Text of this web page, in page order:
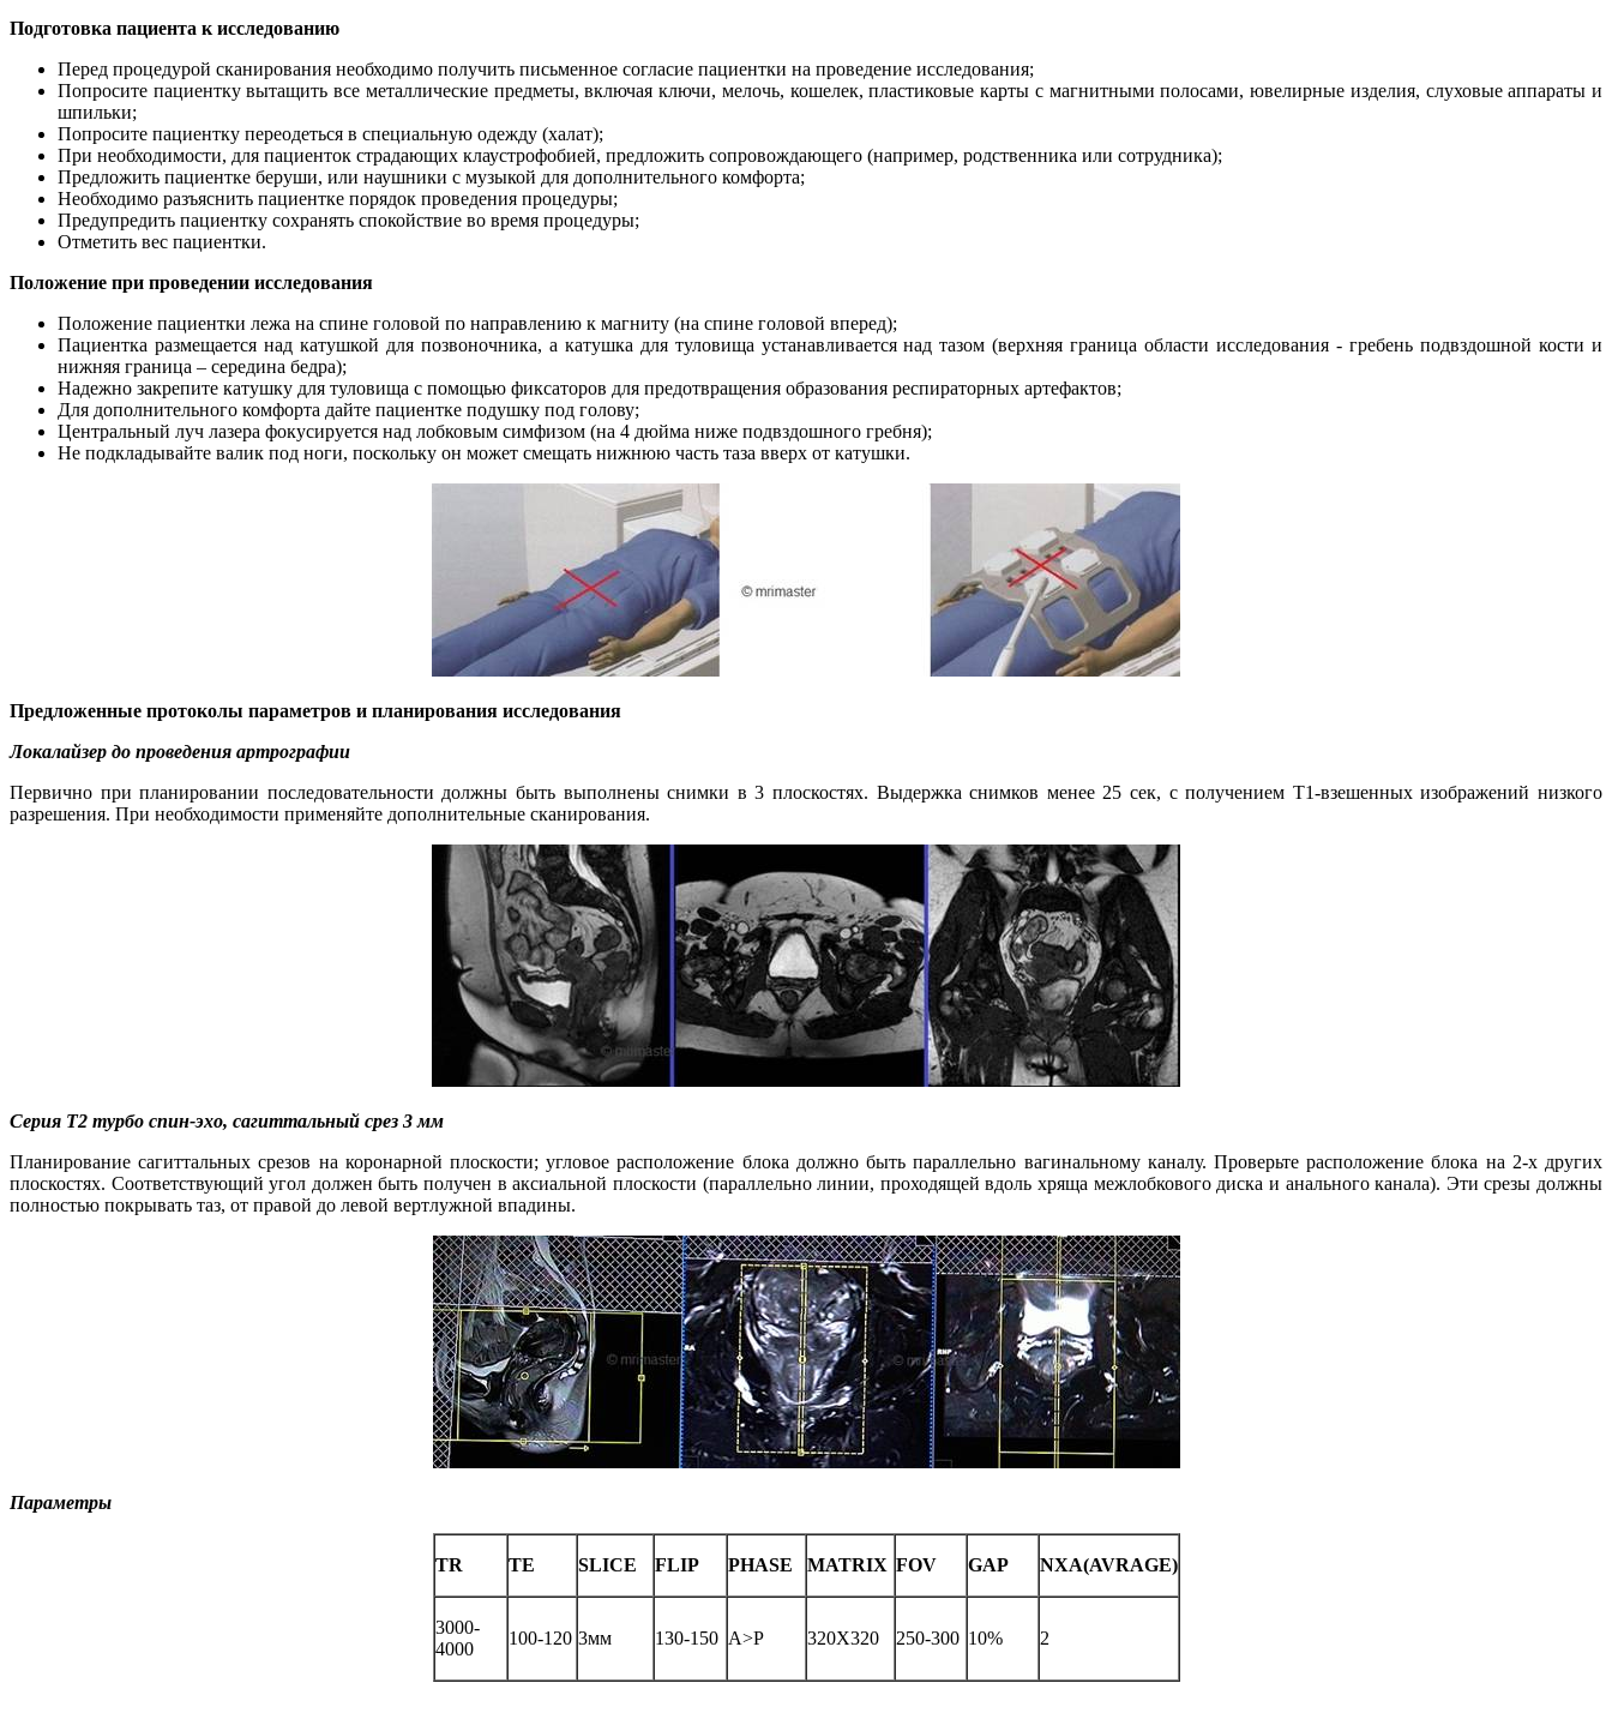
Подготовка пациента к исследованию
Перед процедурой сканирования необходимо получить письменное согласие пациентки на проведение исследования;
Попросите пациентку вытащить все металлические предметы, включая ключи, мелочь, кошелек, пластиковые карты с магнитными полосами, ювелирные изделия, слуховые аппараты и
шпильки;
Попросите пациентку переодеться в специальную одежду (халат);
При необходимости, для пациенток страдающих клаустрофобией, предложить сопровождающего (например, родственника или сотрудника);
Предложить пациентке беруши, или наушники с музыкой для дополнительного комфорта;
Необходимо разъяснить пациентке порядок проведения процедуры;
Предупредить пациентку сохранять спокойствие во время процедуры;
Отметить вес пациентки.
Положение при проведении исследования
Положение пациентки лежа на спине головой по направлению к магниту (на спине головой вперед);
Пациентка размещается над катушкой для позвоночника, а катушка для туловища устанавливается над тазом (верхняя граница области исследования - гребень подвздошной кости и
нижняя граница – середина бедра);
Надежно закрепите катушку для туловища с помощью фиксаторов для предотвращения образования респираторных артефактов;
Для дополнительного комфорта дайте пациентке подушку под голову;
Центральный луч лазера фокусируется над лобковым симфизом (на 4 дюйма ниже подвздошного гребня);
Не подкладывайте валик под ноги, поскольку он может смещать нижнюю часть таза вверх от катушки.
Предложенные протоколы параметров и планирования исследования
Локалайзер до проведения артрографии
Первично при планировании последовательности должны быть выполнены снимки в 3 плоскостях. Выдержка снимков менее 25 сек, с получением Т1-взешенных изображений низкого
разрешения. При необходимости применяйте дополнительные сканирования.
Серия T2 турбо спин-эхо, сагиттальный срез 3 мм
Планирование сагиттальных срезов на коронарной плоскости; угловое расположение блока должно быть параллельно вагинальному каналу. Проверьте расположение блока на 2-х других
плоскостях. Соответствующий угол должен быть получен в аксиальной плоскости (параллельно линии, проходящей вдоль хряща межлобкового диска и анального канала). Эти срезы должны
полностью покрывать таз, от правой до левой вертлужной впадины.
Параметры
TR TE SLICE FLIP PHASE MATRIX FOV GAP NXA(AVRAGE)
3000-
4000
100-120 3мм 130-150 А˃Р 320X320 250-300 10% 2